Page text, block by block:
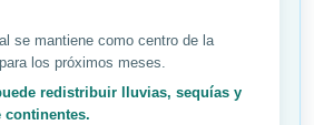
se mantiene como centro de la
los próximos meses.
redistribuir lluvias, sequías y
continentes.